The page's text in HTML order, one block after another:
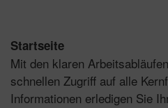
Startseite
Mit den klaren
schnellen Zugriff auf alle
Informationen erledigen Sie